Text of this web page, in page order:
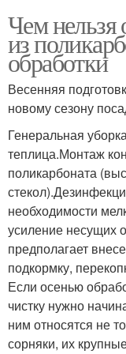
Чем нельзя
из
обработки
Весенняя
новому сезону
Генеральная
теплица.Монтаж
поликарбоната
необходимости
усиление несущих
предполагает
подкормку,
Если осенью
чистку нужно
ним относятся не
сорняки, их